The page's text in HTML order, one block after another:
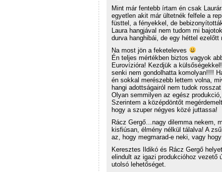
Mint már fentebb írtam én csak
egyetlen akit már ültetnék felfele a
füsttel, a fényekkel, de
Laura hangjával nem tudom mi
durva hanghibái, de egy héttel
Na most jön a feketeleves
Én teljes mértékben biztos vagyok
Eurovízióra! Kezdjük a
senki nem gondolhatta komolyan!!!!
én sokkal merészebb lettem volna,
hangi adottságairól nem tudok
Olyan semmilyen az egész
Szerintem a középdöntőt
hogy a szuper négyes közé juttassa!
Rácz Gergő…nagy dilemma nekem,
kisfiúsan, élmény nélkül tálalva! A
az, hogy megmarad-e neki, vagy
Keresztes Ildikó és Rácz Gergő
elindult az igazi produkcióhoz vezető
utolsó lehetőséget.